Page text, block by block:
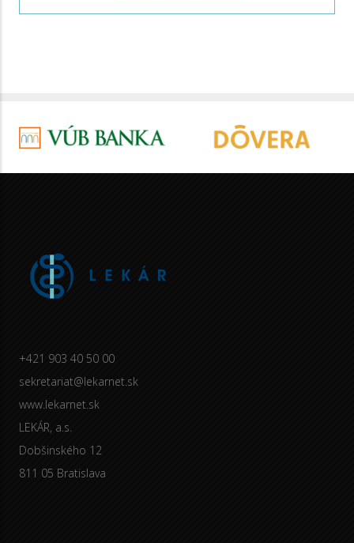
+421 903 40 50 00
sekretariat@lekarnet.sk
www.lekarnet.sk
LEKÁR, a.s.
Dobšinského 12
811 05 Bratislava